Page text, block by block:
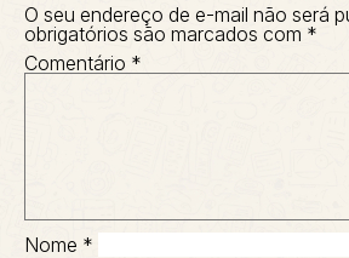
O seu endereço de e-mail não será
obrigatórios são marcados com *
Comentário *
Nome *